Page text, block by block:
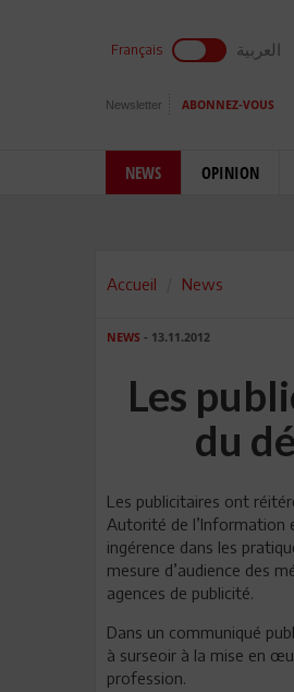
Français العربية
Newsletter ABONNEZ-VOUS
NEWS OPINION
Accueil News
NEWS - 13.11.2012
Les
du
Les publicitaires ont
Autorité de l’Information
ingérence dans les
mesure d’audience des
agences de publicité.
Dans un communiqué
à surseoir à la mise en
profession.